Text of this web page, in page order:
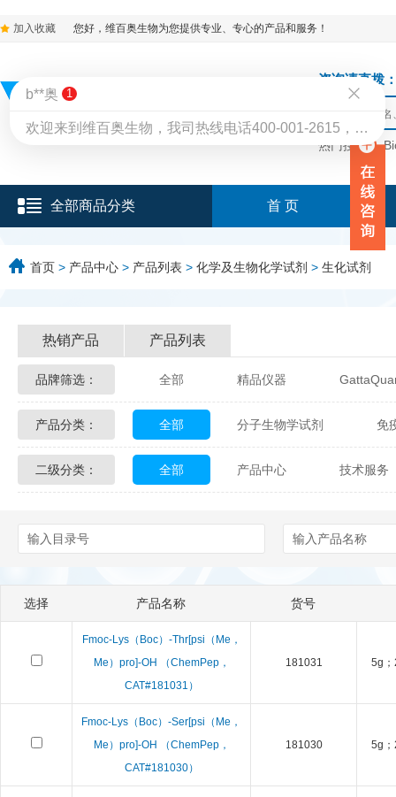
加入收藏 您好，维百奥生物为您提供专业、专心的产品和服务！
咨询请直拨
热门搜索：
全部商品分类 首 页
首页 > 产品中心 > 产品列表 > 化学及生物化学试剂 > 生化试剂
热销产品 产品列表
品牌筛选： 全部 精品仪器
Glycon Biochem Sterlitech
Echelon Biosciences Verichem
Biotez Berlin Diametra
Berry & Associates Zedira
LGC Maine Standards Biolife
Abbexa AbD Serotec
产品分类： 全部 分子生物学试剂 免
化学及生物化学试剂 材料学试剂
二级分类： 全部 产品中心 技术服务
选择 产品名称 货号
Fmoc-Lys（Boc）-Thr[psi（Me，
Me）pro]-OH （ChemPep，
CAT#181031）
181031 5g
Fmoc-Lys（Boc）-Ser[psi（Me，
Me）pro]-OH （ChemPep，
CAT#181030）
181030 5g
b**奥 1
欢迎来到维百奥生物，我司热线电话400-001-2615，销售直拨13621190864（微信同号），也可联系我司线上客服QQ3279280667 或 QQ1877748443；也可发送邮件至info@vicbio.com进行咨询，感谢您支持！